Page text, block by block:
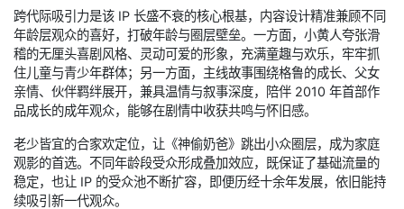
跨代际吸引力是该 IP 长盛不衰的核心根基，内容设计精准兼顾不同
年龄层观众的喜好，打破年龄与圈层壁垒。一方面，小黄人夸张滑
稽的无厘头喜剧风格、灵动可爱的形象，充满童趣与欢乐，牢牢抓
住儿童与青少年群体；另一方面，主线故事围绕格鲁的成长、父女
亲情、伙伴羁绊展开，兼具温情与叙事深度，陪伴 2010 年首部作
品成长的成年观众，能够在剧情中收获共鸣与怀旧感。
老少皆宜的合家欢定位，让《神偷奶爸》跳出小众圈层，成为家庭
观影的首选。不同年龄段受众形成叠加效应，既保证了基础流量的
稳定，也让 IP 的受众池不断扩容，即便历经十余年发展，依旧能持
续吸引新一代观众。